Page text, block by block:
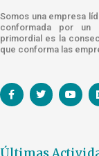
Somos una empresa
conformada por un
primordial es la
que conforma las